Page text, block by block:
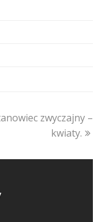
zwyczajny –
kwiaty.